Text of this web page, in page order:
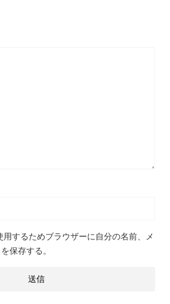
用するためブラウザーに自分の名前、メ
保存する。